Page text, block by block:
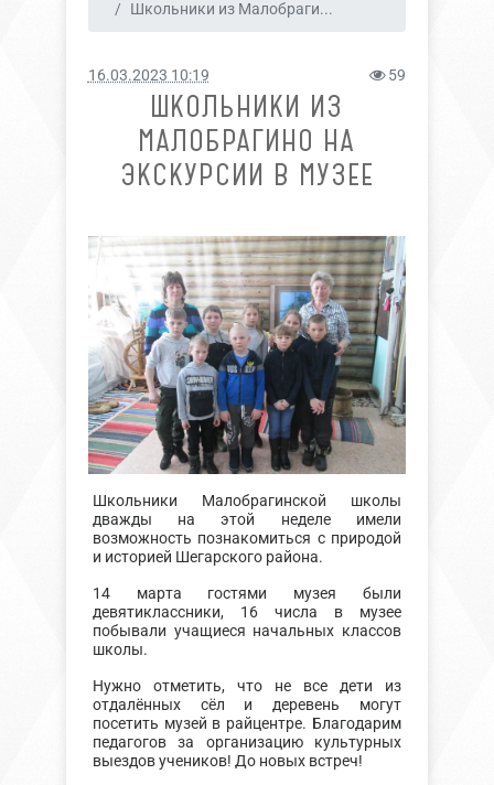
Школьники из Малобраги...
16.03.2023 10:19 59
ШКОЛЬНИКИ ИЗ
МАЛОБРАГИНО НА
ЭКСКУРСИИ В МУЗЕЕ
Школьники Малобрагинской школы
дважды на этой неделе имели
возможность познакомиться с природой
и историей Шегарского района.
14 марта гостями музея были
девятиклассники, 16 числа в музее
побывали учащиеся начальных классов
школы.
Нужно отметить, что не все дети из
отдалённых сёл и деревень могут
посетить музей в райцентре. Благодарим
педагогов за организацию культурных
выездов учеников! До новых встреч!